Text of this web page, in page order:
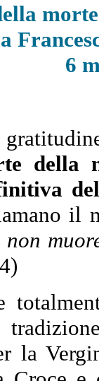
6
della
il
la